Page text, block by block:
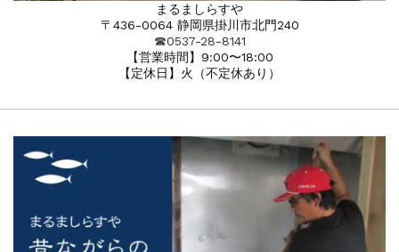
まるましらすや
〒436-0064 静岡県掛川市北門240
☎︎0537-28-8141
【営業時間】9:00〜18:00
【定休日】火（不定休あり）